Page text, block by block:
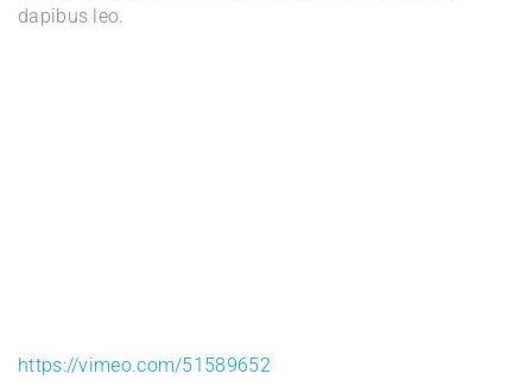
dapibus leo.
https://vimeo.com/51589652